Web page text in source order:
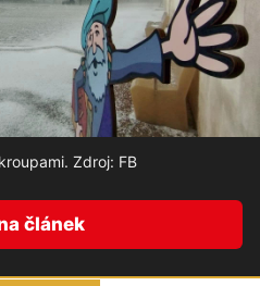
Zdroj: FB
článek